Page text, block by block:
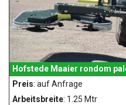
Hofstede Maaier rondom
Preis: auf Anfrage
Arbeitsbreite: 1.25 Mtr